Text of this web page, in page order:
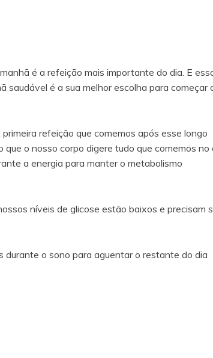
é a refeição mais importante do dia. E
é a sua melhor escolha para começar
primeira refeição que comemos após esse longo
o nosso corpo digere tudo que comemos no
a energia para manter o metabolismo
níveis de glicose estão baixos e precisam
durante o sono para aguentar o restante do dia